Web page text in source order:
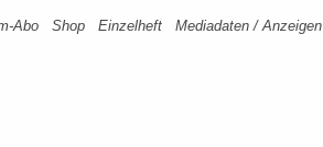
Abo Shop Einzelheft Mediadaten / Anzeigen